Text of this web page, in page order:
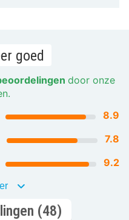
goed
door onze
8.9
7.8
9.2
(48)